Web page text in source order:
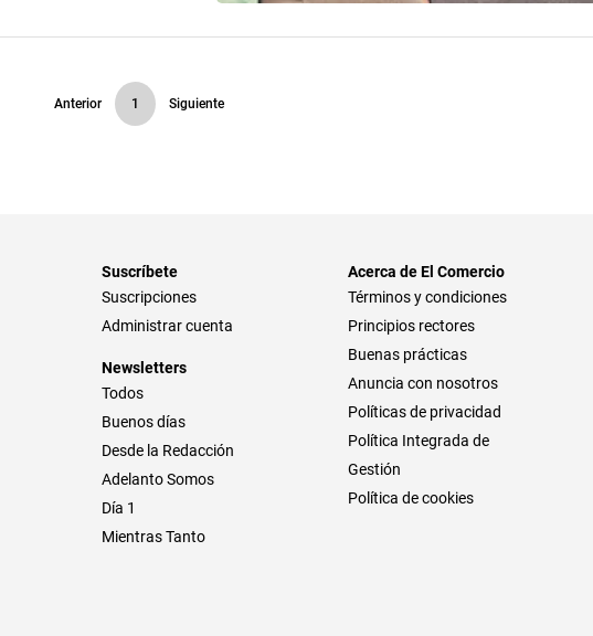
Anterior 1 Siguiente
Suscríbete
Suscripciones
Administrar cuenta
Newsletters
Todos
Buenos días
Desde la Redacción
Adelanto Somos
Día 1
Mientras Tanto
Acerca de El Comercio
Términos y condiciones
Principios rectores
Buenas prácticas
Anuncia con nosotros
Políticas de privacidad
Política Integrada de
Gestión
Política de cookies